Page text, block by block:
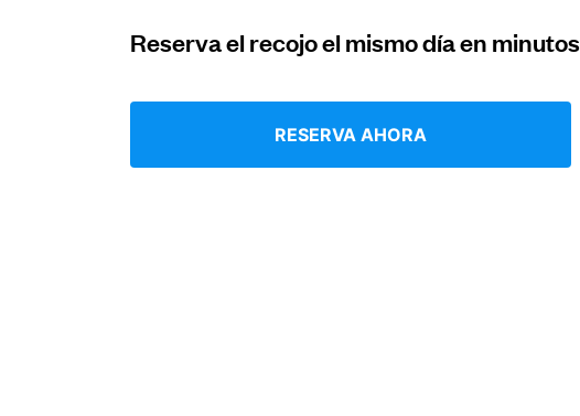
Descarga nuestra appReserva el recojo el mismo día en minutos
RESERVA AHORA